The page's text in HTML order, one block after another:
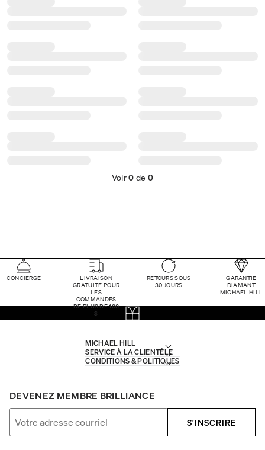
Voir0 de 0
CONCIERGE
LIVRAISON
GRATUITE POUR
LES
COMMANDES
DE PLUS DE 100
$
RETOURS SOUS
30 JOURS
GARANTIE
DIAMANT
MICHAEL HILL
MICHAEL HILL
SERVICE À LA CLIENTÈLE
CONDITIONS & POLITIQUES
DEVENEZ MEMBRE BRILLIANCE
S'INSCRIRE